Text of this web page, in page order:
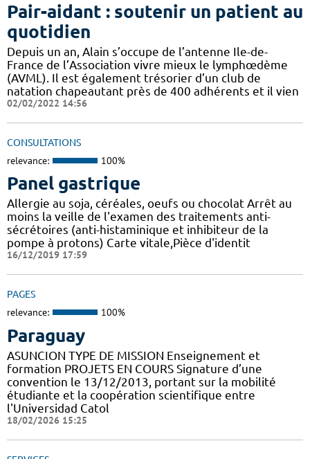
Pair-aidant : soutenir un patient au
quotidien
Depuis un an, Alain s’occupe de l’antenne Ile-de-
France de l’Association vivre mieux le lymphœdème
(AVML). Il est également trésorier d’un club de
natation chapeautant près de 400 adhérents et il vien
02/02/2022 14:56
CONSULTATIONS
relevance: 100%
Panel gastrique
Allergie au soja, céréales, oeufs ou chocolat Arrêt au
moins la veille de l'examen des traitements anti-
sécrétoires (anti-histaminique et inhibiteur de la
pompe à protons) Carte vitale,Pièce d'identit
16/12/2019 17:59
PAGES
relevance: 100%
Paraguay
ASUNCION TYPE DE MISSION Enseignement et
formation PROJETS EN COURS Signature d’une
convention le 13/12/2013, portant sur la mobilité
étudiante et la coopération scientifique entre
l'Universidad Catol
18/02/2026 15:25